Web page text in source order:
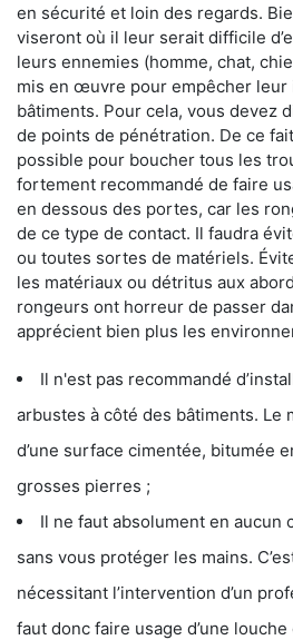
en sécurité et loin des regards.
viseront où il leur serait difficile
leurs ennemies (homme, chat,
mis en œuvre pour empêcher leur
bâtiments. Pour cela, vous devez
de points de pénétration. De ce
possible pour boucher tous les
fortement recommandé de faire
en dessous des portes, car les
de ce type de contact. Il faudra
ou toutes sortes de matériels.
les matériaux ou détritus aux
rongeurs ont horreur de passer
apprécient bien plus les
Il n'est pas recommandé
arbustes à côté des bâtiments. Le
d’une surface cimentée, bitumée
grosses pierres ;
Il ne faut absolument en aucun
sans vous protéger les mains.
nécessitant l’intervention d’un
faut donc faire usage d’une